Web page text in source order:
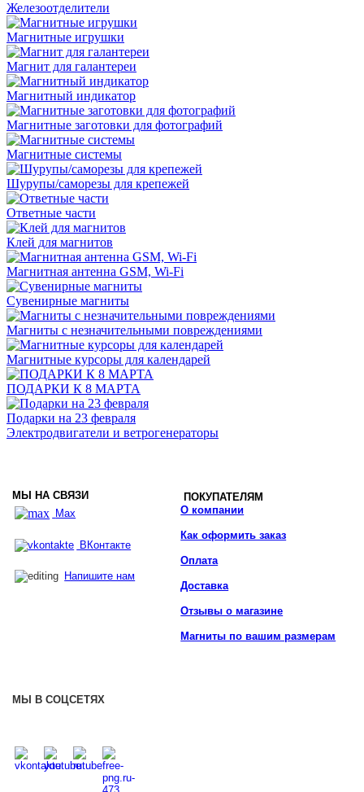
Железоотделители
Магнитные игрушки
Магнит для галантереи
Магнитный индикатор
Магнитные заготовки для фотографий
Магнитные системы
Шурупы/саморезы для крепежей
Ответные части
Клей для магнитов
Магнитная антенна GSM, Wi-Fi
Сувенирные магниты
Магниты с незначительными повреждениями
Магнитные курсоры для календарей
ПОДАРКИ К 8 МАРТА
Подарки на 23 февраля
Электродвигатели и ветрогенераторы
МЫ НА СВЯЗИ
ПОКУПАТЕЛЯМ
Max
ВКонтакте
Напишите нам
О компании
Как оформить заказ
Оплата
Доставка
Отзывы о магазине
Магниты по вашим размерам
МЫ В СОЦСЕТЯХ